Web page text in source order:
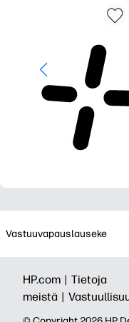
Vastuuvapauslauseke
HP.com | Tietoja
meistä |